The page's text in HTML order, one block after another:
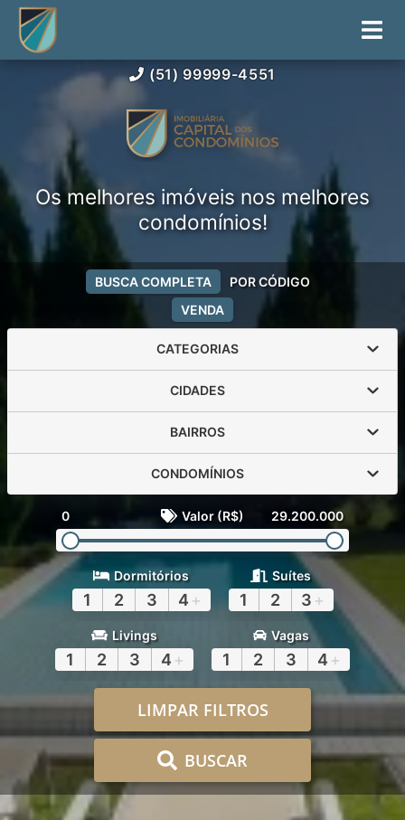
(51) 99999-4551
Os melhores imóveis nos melhores
condomínios!
VENDA
BUSCA COMPLETA POR CÓDIGO
CATEGORIAS
CIDADES
BAIRROS
CONDOMÍNIOS
0 Valor (R$) 29.200.000
Dormitórios
1 2 3 4 +
Suítes
1 2 3 +
Livings
1 2 3 4 +
Vagas
1 2 3 4 +
LIMPAR FILTROS
BUSCAR